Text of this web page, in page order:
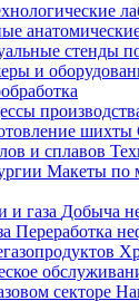
стенды
и
шихты
и сплавов
Макеты по
и газа Добыча
Переработка
секторе